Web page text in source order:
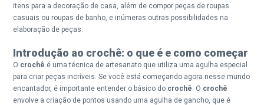
itens para a decoração de casa, além de compor peças de roupas
casuais ou roupas de banho, e inúmeras outras possibilidades na
elaboração de peças.
Introdução ao crochê: o que é e como começar
O crochê é uma técnica de artesanato que utiliza uma agulha especial
para criar peças incríveis. Se você está começando agora nesse mundo
encantador, é importante entender o básico do crochê. O crochê
envolve a criação de pontos usando uma agulha de gancho, que é